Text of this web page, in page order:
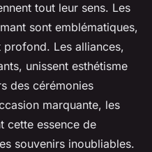
tout leur sens. Les
sont emblématiques,
profond. Les alliances,
unissent esthétisme
des cérémonies
marquante, les
cette essence de
souvenirs inoubliables.